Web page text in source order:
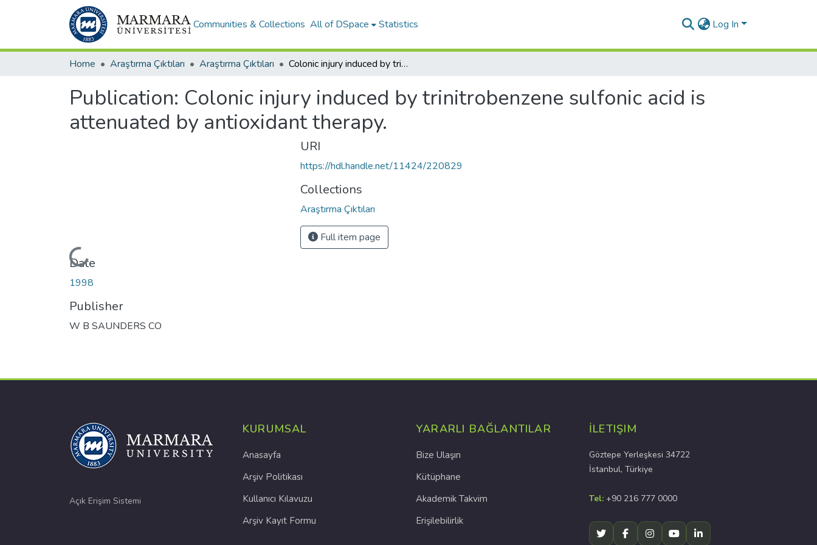
Communities & Collections All of DSpace Statistics Log In
Home Araştırma Çıktıları Araştırma Çıktıları Colonic injury induced by trinitrobenzene sulfonic acid is attenuated by antioxidant therapy.
Publication: Colonic injury induced by trinitrobenzene sulfonic acid is
attenuated by antioxidant therapy.
Loading...
Date
1998
Publisher
W B SAUNDERS CO
URI
https://hdl.handle.net/11424/220829
Collections
Araştırma Çıktıları
Full item page
Açık Erişim Sistemi
KURUMSAL
Anasayfa
Arşiv Politikası
Kullanıcı Kılavuzu
Arşiv Kayıt Formu
YARARLI BAĞLANTILAR
Bize Ulaşın
Kütüphane
Akademik Takvim
Erişilebilirlik
İLETIŞIM
Göztepe Yerleşkesi 34722
İstanbul, Türkiye
Tel: +90 216 777 0000